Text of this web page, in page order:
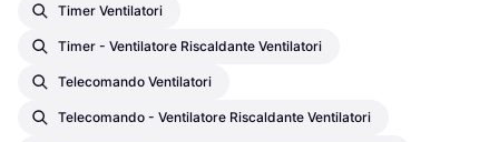
Timer Ventilatori
Timer - Ventilatore Riscaldante Ventilatori
Telecomando Ventilatori
Telecomando - Ventilatore Riscaldante Ventilatori